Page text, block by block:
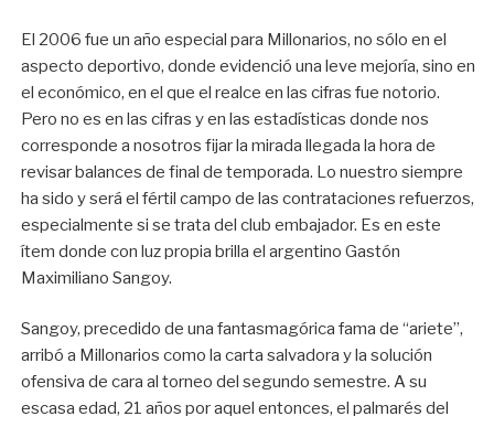
El 2006 fue un año especial para Millonarios, no sólo en el
aspecto deportivo, donde evidenció una leve mejoría, sino en
el económico, en el que el realce en las cifras fue notorio.
Pero no es en las cifras y en las estadísticas donde nos
corresponde a nosotros fijar la mirada llegada la hora de
revisar balances de final de temporada. Lo nuestro siempre
ha sido y será el fértil campo de las contrataciones refuerzos,
especialmente si se trata del club embajador. Es en este
ítem donde con luz propia brilla el argentino Gastón
Maximiliano Sangoy.
Sangoy, precedido de una fantasmagórica fama de “ariete”,
arribó a Millonarios como la carta salvadora y la solución
ofensiva de cara al torneo del segundo semestre. A su
escasa edad, 21 años por aquel entonces, el palmarés del